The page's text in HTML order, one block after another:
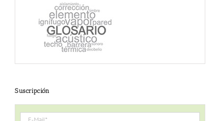
Suscripción